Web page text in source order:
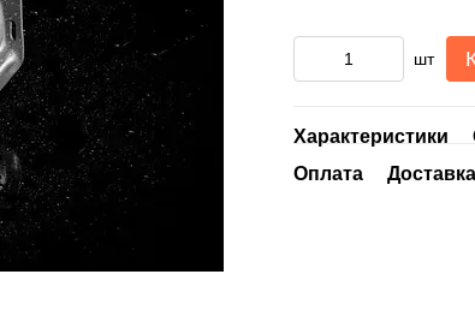
шт
Характеристики
Оплата
Доставка